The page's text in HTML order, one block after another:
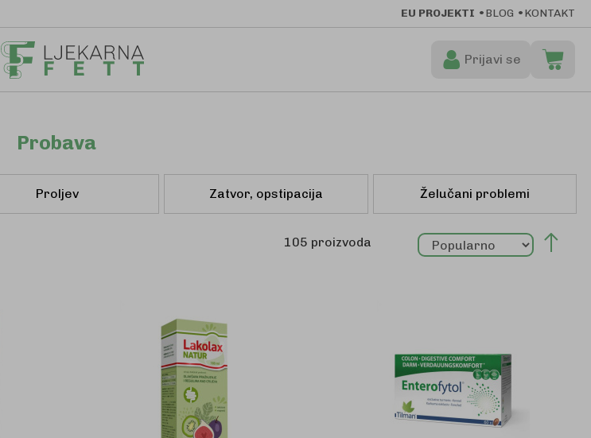
EU PROJEKTI BLOG KONTAKT
Moja
Prijavi se
Probava
Proljev Zatvor, opstipacija Želučani problemi
105 proizvoda